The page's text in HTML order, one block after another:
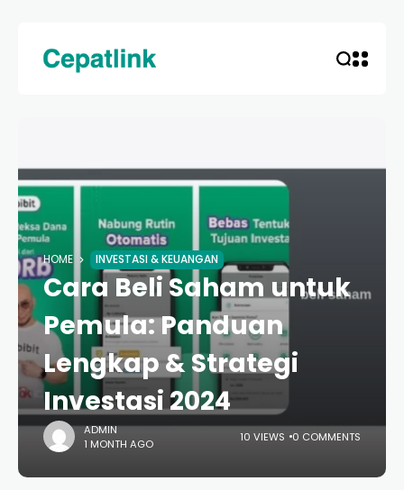
HOME INVESTASI & KEUANGAN
Cara Beli Saham untuk
Pemula: Panduan
Lengkap & Strategi
Investasi 2024
ADMIN
1 MONTH AGO
10 VIEWS 0 COMMENTS